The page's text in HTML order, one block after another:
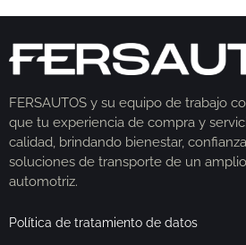
FERSAUTOS y su equipo de trabajo
que tu experiencia de compra y
calidad, brindando bienestar,
soluciones de transporte de un
automotriz.
Política de tratamiento de datos